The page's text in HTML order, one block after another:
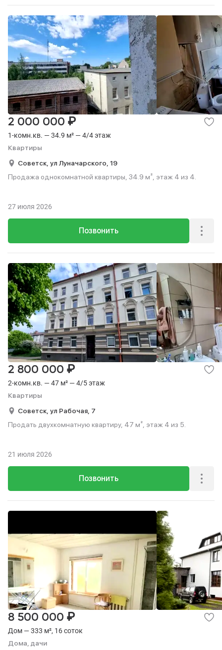
1-комн.кв. — 34.9 м² — 4/4 этаж
Квартиры
2 000 000 ₽
Советск, ул Луначарского, 19
Продажа однокомнатной квартиры, 34.9 м², этаж 4 из 4.
Позвонить
27 июля 2026
2-комн.кв. — 47 м² — 4/5 этаж
Квартиры
2 800 000 ₽
Советск, ул Рабочая, 7
Продать двухкомнатную квартиру, 47 м², этаж 4 из 5.
Позвонить
21 июля 2026
Дом — 333 м², 16 соток
Дома, дачи
8 500 000 ₽